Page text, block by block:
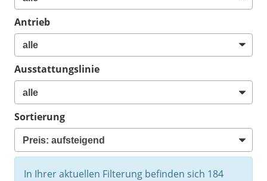
Antrieb
Ausstattungslinie
Sortierung
In Ihrer aktuellen Filterung befinden sich 184